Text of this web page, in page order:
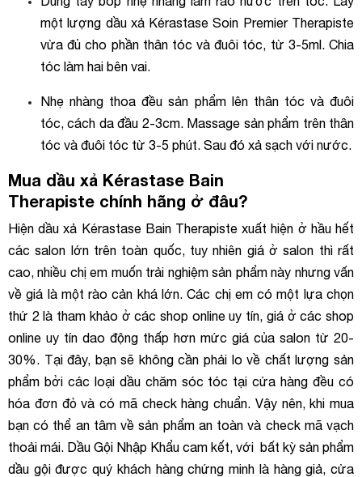
một lượng dầu xả Kérastase Soin Premier Therapiste
vừa đủ cho phần thân tóc và đuôi tóc, từ 3-5ml. Chia
tóc làm hai bên vai.
Nhẹ nhàng thoa đều sản phẩm lên thân tóc và đuôi
tóc, cách da đầu 2-3cm. Massage sản phẩm trên thân
tóc và đuôi tóc từ 3-5 phút. Sau đó xả sạch với nước.
Mua dầu xả Kérastase Bain
Therapiste chính hãng ở đâu?
Hiện dầu xả Kérastase Bain Therapiste xuất hiện ở hầu hết
các salon lớn trên toàn quốc, tuy nhiên giá ở salon thì rất
cao, nhiều chị em muốn trải nghiệm sản phẩm này nhưng vấn
về giá là một rào cản khá lớn. Các chị em có một lựa chọn
thứ 2 là tham khảo ở các shop online uy tín, giá ở các shop
online uy tín dao động thấp hơn mức giá của salon từ 20-
30%. Tại đây, bạn sẽ không cần phải lo về chất lượng sản
phẩm bởi các loại dầu chăm sóc tóc tại cửa hàng đều có
hóa đơn đỏ và có mã check hàng chuẩn. Vậy nên, khi mua
bạn có thể an tâm về sản phẩm an toàn và check mã vạch
thoải mái. Dầu Gội Nhập Khẩu cam kết, với bất kỳ sản phẩm
dầu gội được quý khách hàng chứng minh là hàng giả, cửa